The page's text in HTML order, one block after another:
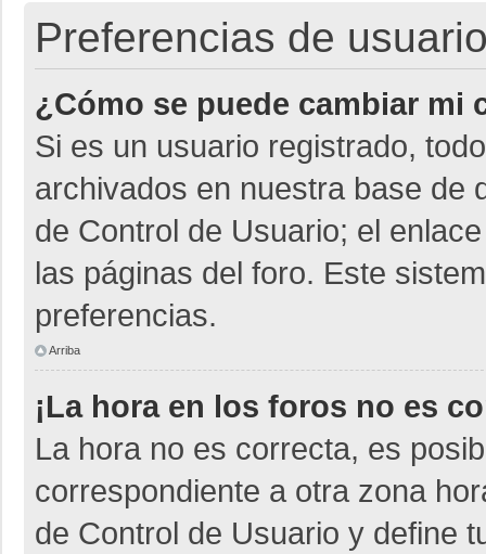
Preferencias de
¿Cómo se puede cambiar mi
Si es un usuario registrado,
archivados en nuestra base de
de Control de Usuario; el
las páginas del foro. Este
preferencias.
Arriba
¡La hora en los foros no es
La hora no es correcta, es
correspondiente a otra zona
de Control de Usuario y define